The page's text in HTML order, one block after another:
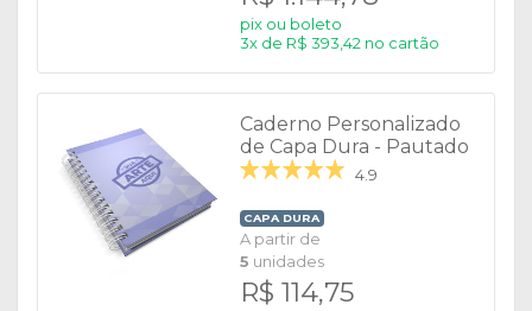
pix ou boleto
3x de R$ 393,42 no cartão
Caderno Personalizado
de Capa Dura - Pautado
4.9
CAPA DURA
A partir de
5 unidades
R$ 114,75